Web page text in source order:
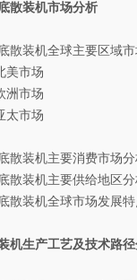
散装机市场分析
装机全球主要区域市
市场
市场
市场
装机主要消费市场分
装机主要供给地区分
装机全球市场发展特
机生产工艺及技术路